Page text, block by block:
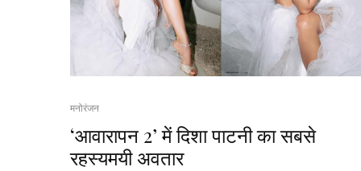
मनोरंजन
‘आवारापन 2’ में दिशा पाटनी का सबसे
रहस्यमयी अवतार